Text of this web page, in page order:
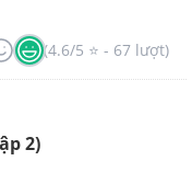
(4.6/5 ⭐ - 67 lượt)
2)